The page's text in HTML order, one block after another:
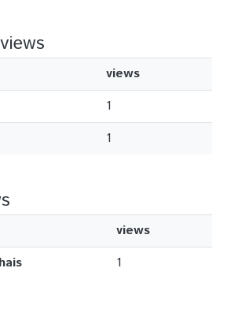
views
1
1
views
1